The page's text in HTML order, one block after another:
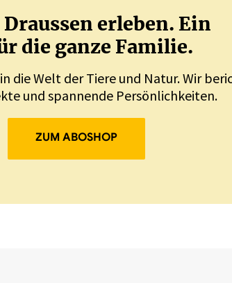
erleben. Ein
die ganze Familie.
die Welt der Tiere und Natur. Wir
und spannende Persönlichkeiten.
ZUM ABOSHOP